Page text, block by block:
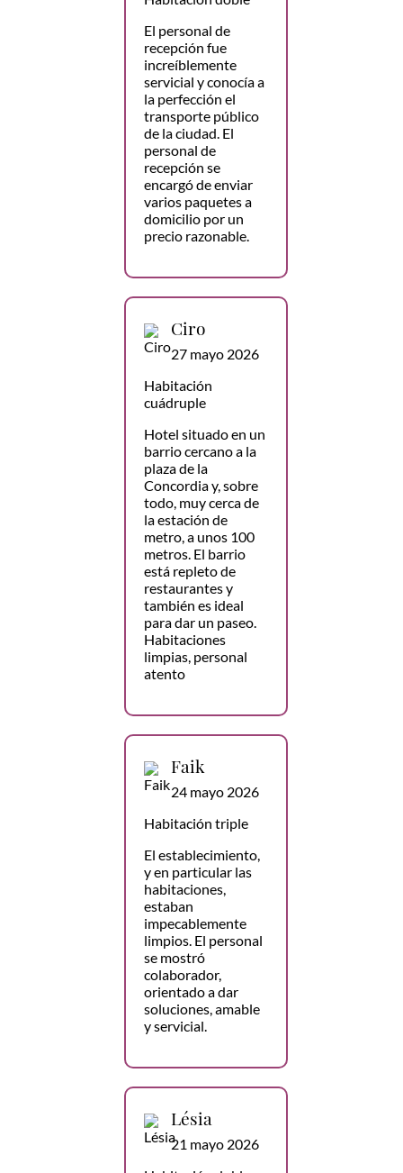
El personal de
recepción fue
increíblemente
servicial y conocía a
la perfección el
transporte público
de la ciudad. El
personal de
recepción se
encargó de enviar
varios paquetes a
domicilio por un
precio razonable.
Ciro
27 mayo 2026
Habitación
cuádruple
Hotel situado en un
barrio cercano a la
plaza de la
Concordia y, sobre
todo, muy cerca de
la estación de
metro, a unos 100
metros. El barrio
está repleto de
restaurantes y
también es ideal
para dar un paseo.
Habitaciones
limpias, personal
atento
Faik
24 mayo 2026
Habitación triple
El establecimiento,
y en particular las
habitaciones,
estaban
impecablemente
limpios. El personal
se mostró
colaborador,
orientado a dar
soluciones, amable
y servicial.
Lésia
21 mayo 2026